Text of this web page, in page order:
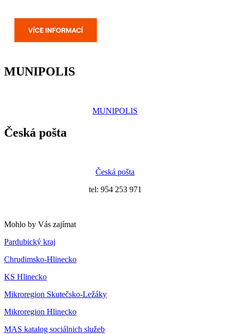
MUNIPOLIS
MUNIPOLIS
Česká pošta
Česká pošta
tel: 954 253 971
Mohlo by Vás zajímat
Pardubický kraj
Chrudimsko-Hlinecko
KS Hlinecko
Mikroregion Skutečsko-Ležáky
Mikroregion Hlinecko
MAS katalog sociálnich služeb